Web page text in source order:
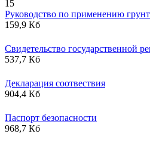
15
Руководство по применению
159,9 Кб
Свидетельство государственной
537,7 Кб
Декларация соотвествия
904,4 Кб
Паспорт безопасности
968,7 Кб